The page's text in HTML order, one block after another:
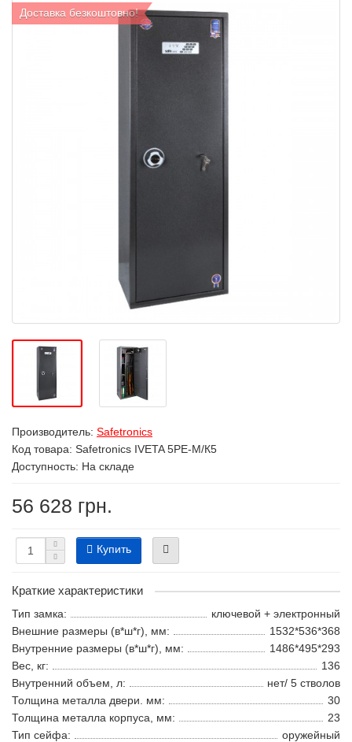
Доставка безкоштовно!
Производитель: Safetronics
Код товара: Safetronics IVETA 5РЕ-M/К5
Доступность: На складе
56 628 грн.
Купить
Краткие характеристики
Тип замка:
ключевой + электронный
Внешние размеры (в*ш*г), мм:
1532*536*368
Внутренние размеры (в*ш*г), мм:
1486*495*293
Вес, кг:
136
Внутренний объем, л:
нет/ 5 стволов
Толщина металла двери. мм:
30
Толщина металла корпуса, мм:
23
Тип сейфа:
оружейный